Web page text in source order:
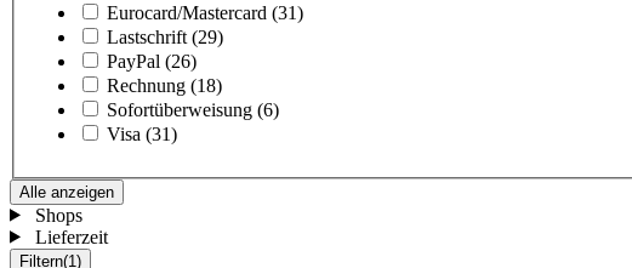
Eurocard/Mastercard (31)
Lastschrift (29)
PayPal (26)
Rechnung (18)
Sofortüberweisung (6)
Visa (31)
Alle anzeigen
Shops
Lieferzeit
Filtern(1)